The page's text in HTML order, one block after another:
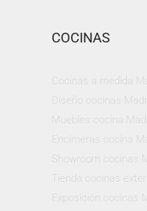
COCINAS